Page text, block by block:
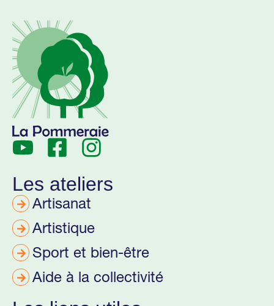
Les ateliers
Artisanat
Artistique
Sport et bien-être
Aide à la collectivité